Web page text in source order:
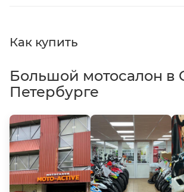
Как купить
Большой мотосалон в
Петербурге